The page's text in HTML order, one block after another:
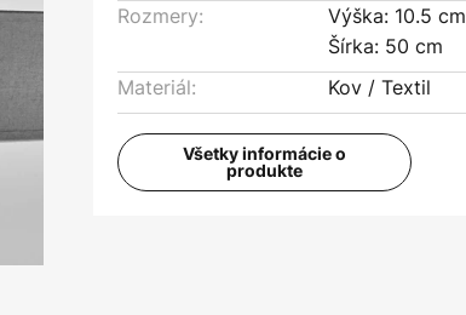
Rozmery:
Výška: 10.5 cm
Šírka: 50 cm
Materiál:
Kov / Textil
Všetky informácie o
produkte